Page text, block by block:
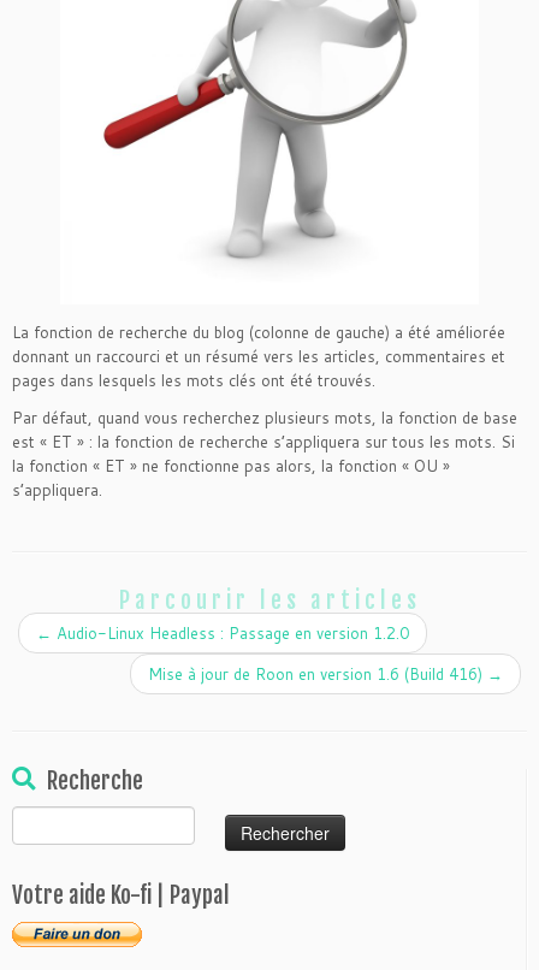
La fonction de recherche du blog (colonne de gauche) a été améliorée
donnant un raccourci et un résumé vers les articles, commentaires et
pages dans lesquels les mots clés ont été trouvés.
Par défaut, quand vous recherchez plusieurs mots, la fonction de base
est « ET » : la fonction de recherche s’appliquera sur tous les mots. Si
la fonction « ET » ne fonctionne pas alors, la fonction « OU »
s’appliquera.
Parcourir les articles
← Audio-Linux Headless : Passage en version 1.2.0
Mise à jour de Roon en version 1.6 (Build 416) →
Recherche
Votre aide Ko-fi | Paypal